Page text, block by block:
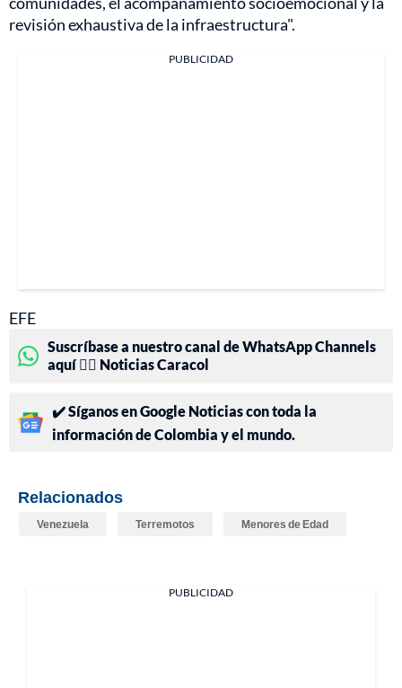
revisión exhaustiva de la infraestructura".
PUBLICIDAD
EFE
Suscríbase a nuestro canal de WhatsApp Channels
aquí 👉🏻 Noticias Caracol
✔️ Síganos en Google Noticias con toda la
información de Colombia y el mundo.
Relacionados
Venezuela Terremotos Menores de Edad
PUBLICIDAD